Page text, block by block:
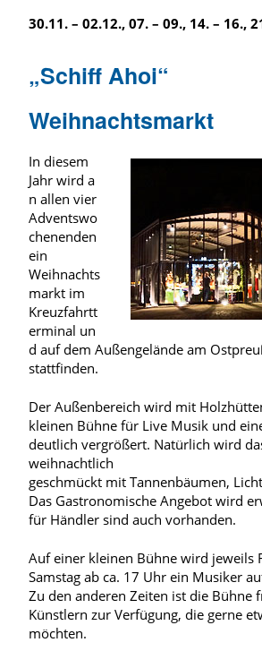
30.11. – 02.12., 07. – 09., 14. – 16.,
„Schiff Ahoi“
Weihnachtsmarkt
In diesem
Jahr wird a
n allen vier
Adventswo
chenenden
ein
Weihnachts
markt im
Kreuzfahrtt
erminal un
d auf dem Außengelände am
stattfinden.
Der Außenbereich wird mit
kleinen Bühne für Live Musik und
deutlich vergrößert. Natürlich wird
weihnachtlich
geschmückt mit Tannenbäumen,
Das Gastronomische Angebot wird
für Händler sind auch vorhanden.
Auf einer kleinen Bühne wird jeweils
Samstag ab ca. 17 Uhr ein Musiker
Zu den anderen Zeiten ist die Bühne
Künstlern zur Verfügung, die gerne
möchten.